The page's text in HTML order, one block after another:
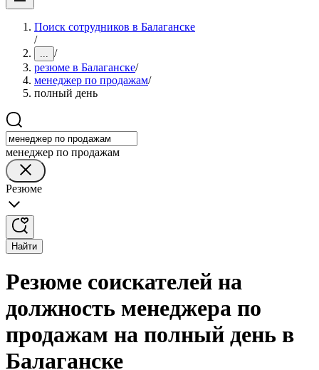
Поиск сотрудников в Балаганске
/
... /
резюме в Балаганске/
менеджер по продажам/
полный день
менеджер по продажам
Резюме
Найти
Резюме соискателей на
должность менеджера по
продажам на полный день в
Балаганске